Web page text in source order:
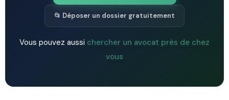
📂 Déposer un dossier gratuitement
Vous pouvez aussi chercher un avocat près de chez
vous